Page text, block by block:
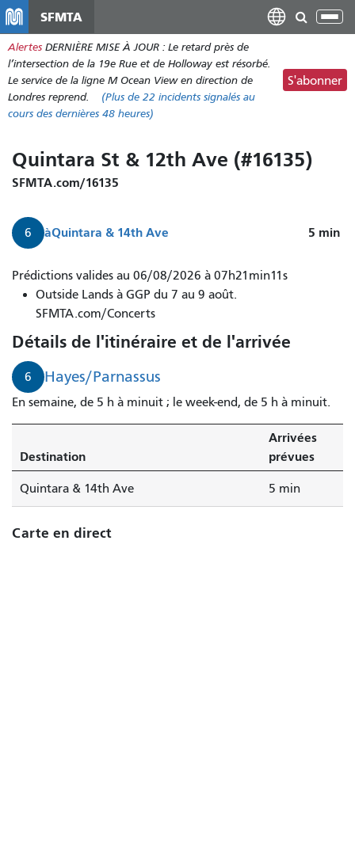
contenu
principal
SFMTA
Alertes DERNIÈRE MISE À JOUR : Le retard près de
l’intersection de la 19e Rue et de Holloway est résorbé.
Le service de la ligne M Ocean View en direction de
Londres reprend.
(Plus de 22 incidents signalés au
cours des dernières 48 heures)
S'abonner
Quintara St & 12th Ave (#16135)
SFMTA.com/16135
6 àQuintara & 14th Ave 5 min
Prédictions valides au 06/08/2026 à 07h21min11s
Outside Lands à GGP du 7 au 9 août.
SFMTA.com/Concerts
Détails de l'itinéraire et de l'arrivée
6 Hayes/Parnassus
En semaine, de 5 h à minuit ; le week-end, de 5 h à minuit.
Destination
Arrivées
prévues
Quintara & 14th Ave 5 min
Carte en direct